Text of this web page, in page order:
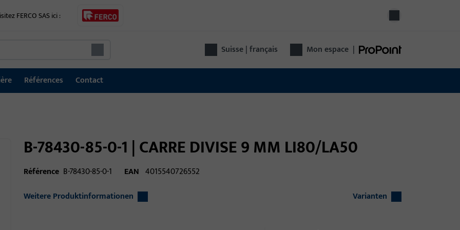
FERCO SAS ici :
Suisse | français Mon espace |
Références Contact
B-78430-85-0-1 | CARRE DIVISE 9 MM LI80/LA50
Référence B-78430-85-0-1 EAN 4015540726552
Weitere Produktinformationen
Varianten